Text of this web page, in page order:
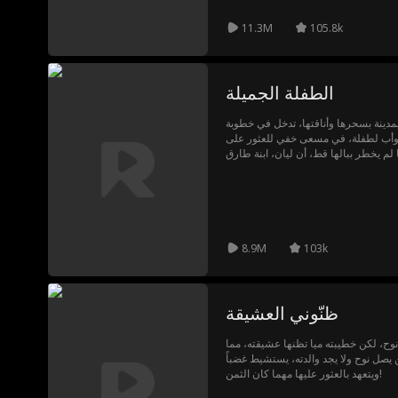
11.3M 105.8k
الطفلة الجميلة
بسحرها وأناقتها، تدخل في خطوبة
وأب لطفلة، في مسعى خفي للعثور على
لم يخطر ببالها قط، أن ليان، ابنة طارق
8.9M 103k
ظنّوني العشيقة
نوح، لكن خطيبته ميا تظنها عشيقته، مما
يصل نوح ولا يجد والدته، يستشيط غضباً
ويتعهد بالعثور عليها مهما كان الثمن!